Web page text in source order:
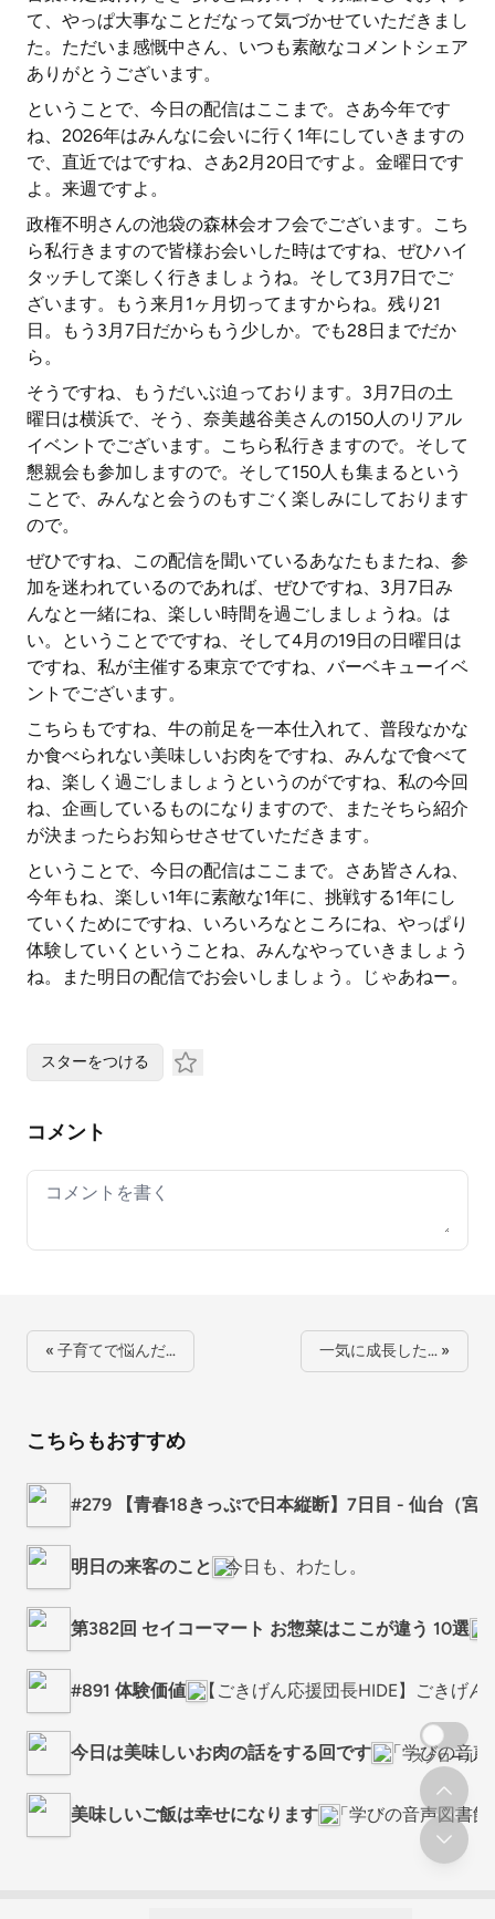
て、やっぱ大事なことだなって気づかせていただきまし
た。ただいま感慨中さん、いつも素敵なコメントシェア
ありがとうございます。
ということで、今日の配信はここまで。さあ今年です
ね、2026年はみんなに会いに行く1年にしていきますの
で、直近ではですね、さあ2月20日ですよ。金曜日です
よ。来週ですよ。
政権不明さんの池袋の森林会オフ会でございます。こち
ら私行きますので皆様お会いした時はですね、ぜひハイ
タッチして楽しく行きましょうね。そして3月7日でご
ざいます。もう来月1ヶ月切ってますからね。残り21
日。もう3月7日だからもう少しか。でも28日までだか
ら。
そうですね、もうだいぶ迫っております。3月7日の土
曜日は横浜で、そう、奈美越谷美さんの150人のリアル
イベントでございます。こちら私行きますので。そして
懇親会も参加しますので。そして150人も集まるという
ことで、みんなと会うのもすごく楽しみにしております
ので。
ぜひですね、この配信を聞いているあなたもまたね、参
加を迷われているのであれば、ぜひですね、3月7日み
んなと一緒にね、楽しい時間を過ごしましょうね。は
い。ということでですね、そして4月の19日の日曜日は
ですね、私が主催する東京でですね、バーベキューイベ
ントでございます。
こちらもですね、牛の前足を一本仕入れて、普段なかな
か食べられない美味しいお肉をですね、みんなで食べて
ね、楽しく過ごしましょうというのがですね、私の今回
ね、企画しているものになりますので、またそちら紹介
が決まったらお知らせさせていただきます。
ということで、今日の配信はここまで。さあ皆さんね、
今年もね、楽しい1年に素敵な1年に、挑戦する1年にし
ていくためにですね、いろいろなところにね、やっぱり
体験していくということね、みんなやっていきましょう
ね。また明日の配信でお会いしましょう。じゃあねー。
スターをつける
コメント
Your comment
« 子育てで悩んだ… 一気に成長した… »
こちらもおすすめ
#279 【青春18きっぷで日本縦断】7日目 - 仙台（宮
明日の来客のこと 今日も、わたし。
第382回 セイコーマート お惣菜はここが違う 10選
#891 体験価値 【ごきげん応援団長HIDE】ごき
今日は美味しいお肉の話をする回です 「学びの音
美味しいご飯は幸せになります 「学びの音声図書
スクロール